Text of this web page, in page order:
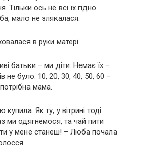
Тільки ось не всі їх гідно
мало не злякалася.
в руки матері.
батьки – ми діти. Немає їх –
не було. 10, 20, 30, 40, 50, 60 –
мама.
Як ту, у вітрині тоді.
ми одягнемося, та чай пити
у мене станеш! – Люба почала